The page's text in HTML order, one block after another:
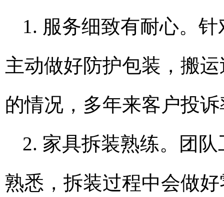
1. 服务细致有耐心。
主动做好防护包装，搬
的情况，多年来客户投
2. 家具拆装熟练。团
熟悉，拆装过程中会做